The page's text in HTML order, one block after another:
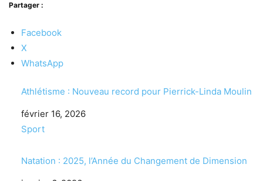
Partager :
Facebook
X
WhatsApp
Athlétisme : Nouveau record pour Pierrick-Linda Moulin
Date
février 16, 2026
Par rapport à
Sport
Natation : 2025, l’Année du Changement de Dimension